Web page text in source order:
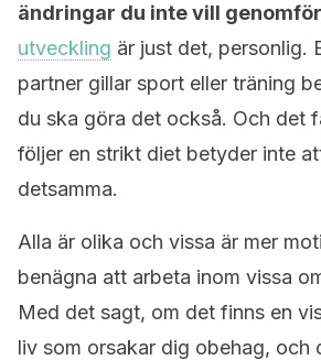
ändringar du inte vill
utveckling är just det, personlig.
partner gillar sport eller träning
du ska göra det också. Och det
följer en strikt diet betyder inte
detsamma.
Alla är olika och vissa är mer
benägna att arbeta inom vissa
Med det sagt, om det finns en
liv som orsakar dig obehag, och